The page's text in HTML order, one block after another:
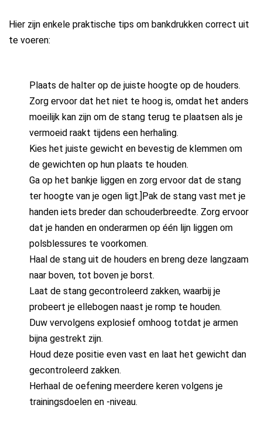
Hier zijn enkele praktische tips om bankdrukken correct uit
te voeren:
Plaats de halter op de juiste hoogte op de houders.
Zorg ervoor dat het niet te hoog is, omdat het anders
moeilijk kan zijn om de stang terug te plaatsen als je
vermoeid raakt tijdens een herhaling.
Kies het juiste gewicht en bevestig de klemmen om
de gewichten op hun plaats te houden.
Ga op het bankje liggen en zorg ervoor dat de stang
ter hoogte van je ogen ligt.]Pak de stang vast met je
handen iets breder dan schouderbreedte. Zorg ervoor
dat je handen en onderarmen op één lijn liggen om
polsblessures te voorkomen.
Haal de stang uit de houders en breng deze langzaam
naar boven, tot boven je borst.
Laat de stang gecontroleerd zakken, waarbij je
probeert je ellebogen naast je romp te houden.
Duw vervolgens explosief omhoog totdat je armen
bijna gestrekt zijn.
Houd deze positie even vast en laat het gewicht dan
gecontroleerd zakken.
Herhaal de oefening meerdere keren volgens je
trainingsdoelen en -niveau.